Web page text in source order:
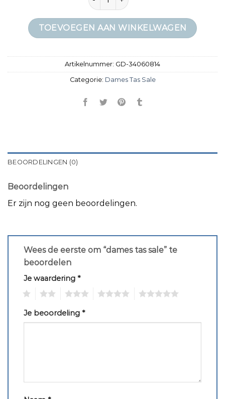
TOEVOEGEN AAN WINKELWAGEN
Artikelnummer: GD-34060814
Categorie: Dames Tas Sale
BEOORDELINGEN (0)
Beoordelingen
Er zijn nog geen beoordelingen.
Wees de eerste om “dames tas sale” te
beoordelen
Je waardering *
Je beoordeling *